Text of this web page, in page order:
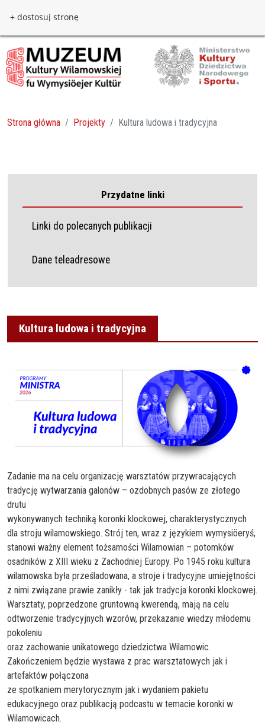
+ dostosuj stronę
Strona główna Projekty Kultura ludowa i tradycyjna
Kultura ludowa i tradycyjna
Zadanie ma na celu organizację warsztatów przywracających
tradycję wytwarzania galonów – ozdobnych pasów ze złotego
drutu
wykonywanych techniką koronki klockowej, charakterystycznych
dla stroju wilamowskiego. Strój ten, wraz z językiem wymysiöeryś,
stanowi ważny element tożsamości Wilamowian – potomków
osadników z XIII wieku z Zachodniej Europy. Po 1945 roku kultura
wilamowska była prześladowana, a stroje i tradycyjne umiejętności
z nimi związane prawie zanikły - tak jak tradycja koronki klockowej.
Warsztaty, poprzedzone gruntowną kwerendą, mają na celu
odtworzenie tradycyjnych wzorów, przekazanie wiedzy młodemu
pokoleniu
oraz zachowanie unikatowego dziedzictwa Wilamowic.
Zakończeniem będzie wystawa z prac warsztatowych jak i
artefaktów połączona
ze spotkaniem merytorycznym jak i wydaniem pakietu
edukacyjnego oraz publikacją podcastu w temacie koronki w
Wilamowicach.
Przydatne linki
Linki do polecanych publikacji
Dane teleadresowe